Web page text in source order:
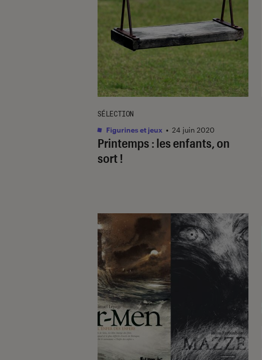
Printemps : les enfants, on
sort !
SÉLECTION
Figurines et jeux • 24 juin 2020